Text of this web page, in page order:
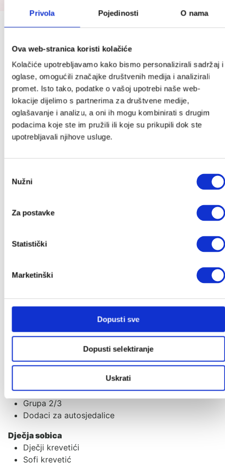
Privola Pojedinosti O nama
Ova web-stranica koristi kolačiće
Kolačiće upotrebljavamo kako bismo personalizirali sadržaj i
oglase, omogućili značajke društvenih medija i analizirali
promet. Isto tako, podatke o vašoj upotrebi naše web-
lokacije dijelimo s partnerima za društvene medije,
oglašavanje i analizu, a oni ih mogu kombinirati s drugim
podacima koje ste im pružili ili koje su prikupili dok ste
upotrebljavali njihove usluge.
pristanka
Nužni
Za postavke
Statistički
Marketinški
Dopusti sve
Dopusti selektiranje
Uskrati
Prijavite se na Cutie newsletter i
ostvarite do 10 % popusta (:
Povremeno ćemo Vam slati slatke novosti, zanimljive
tekstove i akcije, a kod za popust stiže u Vaš
sandučić.
*Provjeriti neželjenu poštu.
Ime*
Novo u ponudi
Adapteri
Grupa 0+
Grupa 1/2/3
Grupa 2/3
Dodaci za autosjedalice
Dječja sobica
Dječji krevetići
Sofi krevetić